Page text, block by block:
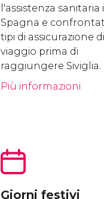
l'assistenza sanitaria
Spagna e
tipi di assicurazione di
viaggio prima di
raggiungere Siviglia.
Più informazioni
Giorni festivi